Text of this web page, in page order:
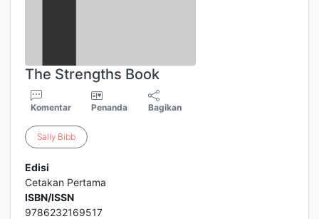
The Strengths Book
Komentar Penanda Bagikan
Sally Bibb
Edisi
Cetakan Pertama
ISBN/ISSN
9786232169517